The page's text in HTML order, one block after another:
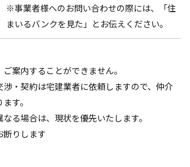
※事業者様へのお問い合わせの際には、「住
まいるバンクを見た」とお伝えください。
案内することができません。
・契約は宅建業者に依頼しますので、仲介
す。
る場合は、現状を優先いたします。
りします